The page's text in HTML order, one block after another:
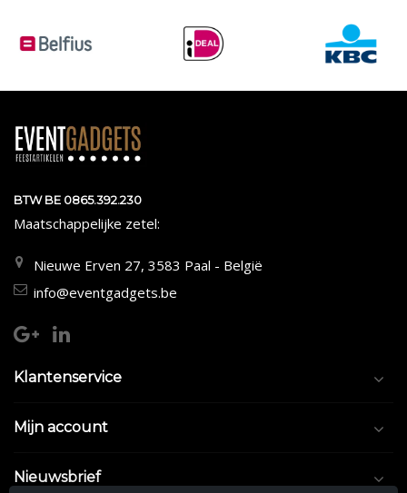
BTW BE 0865.392.230
Maatschappelijke zetel:
Nieuwe Erven 27, 3583 Paal - België
info@eventgadgets.be
Klantenservice
Mijn account
Nieuwsbrief